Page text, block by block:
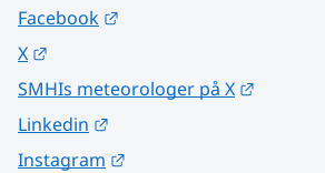
Facebook
X
SMHIs meteorologer på X
Linkedin
Instagram